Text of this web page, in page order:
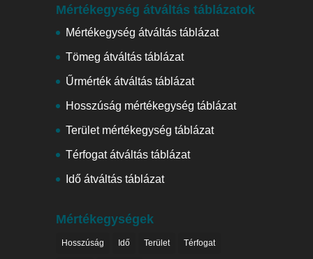
Mértékegység átváltás táblázatok
Mértékegység átváltás táblázat
Tömeg átváltás táblázat
Űrmérték átváltás táblázat
Hosszúság mértékegység táblázat
Terület mértékegység táblázat
Térfogat átváltás táblázat
Idő átváltás táblázat
Mértékegységek
Hosszúság Idő Terület Térfogat